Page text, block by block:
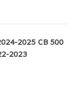
2025 CB 500
2023